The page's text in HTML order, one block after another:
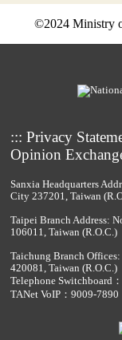
©2024 Ministry
::: Privacy
Opinion
Sanxia Headquarters
City 237201, Taiwan
Taipei Branch Address:
106011, Taiwan (R.O.C.)
Taichung Branch
420081, Taiwan (R.O.C.)
Telephone Switchboard：
TANet VoIP：9009-7890